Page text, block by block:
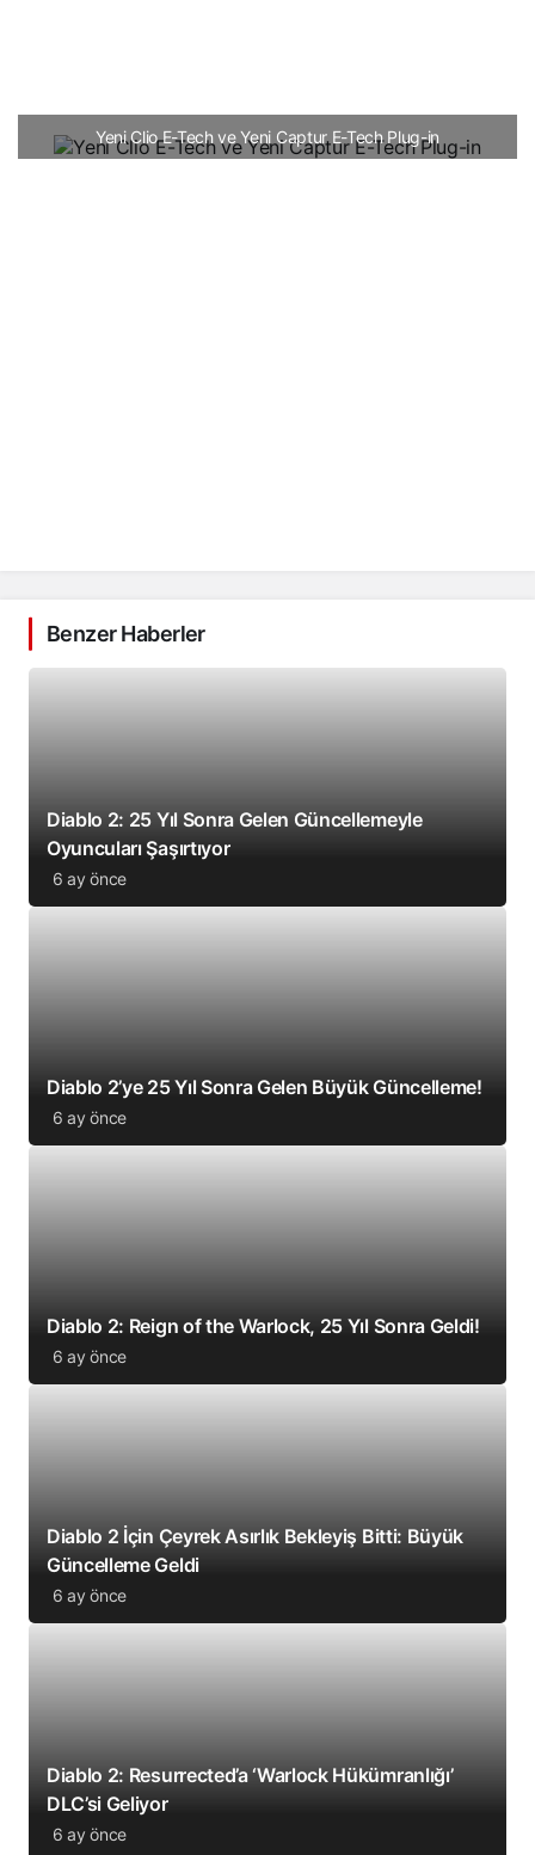
Yeni Clio E-Tech ve Yeni Captur E-Tech Plug-in
Benzer Haberler
Diablo 2: 25 Yıl Sonra Gelen Güncellemeyle
Oyuncuları Şaşırtıyor
6 ay önce
Diablo 2’ye 25 Yıl Sonra Gelen Büyük Güncelleme!
6 ay önce
Diablo 2: Reign of the Warlock, 25 Yıl Sonra Geldi!
6 ay önce
Diablo 2 İçin Çeyrek Asırlık Bekleyiş Bitti: Büyük
Güncelleme Geldi
6 ay önce
Diablo 2: Resurrected’a ‘Warlock Hükümranlığı’
DLC’si Geliyor
6 ay önce